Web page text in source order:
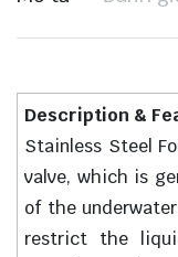
Description &
Stainless Steel
valve, which is
of the
restrict the